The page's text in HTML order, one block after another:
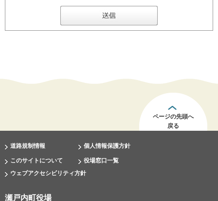
ページの先頭へ
戻る
道路規制情報 個人情報保護方針
このサイトについて
役場窓口一覧
ウェブアクセシビリティ方針
瀬戸内町役場